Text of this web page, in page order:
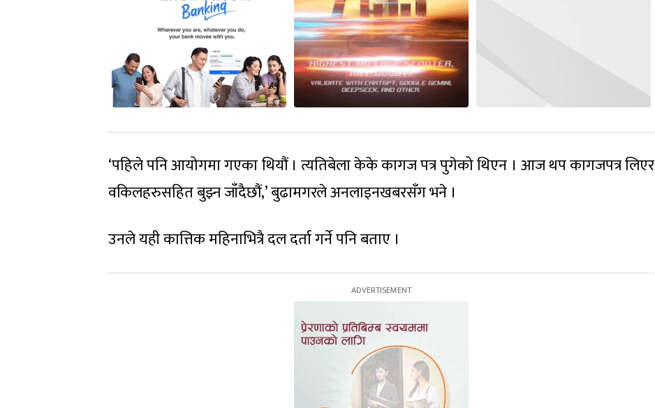
‘पहिले पनि आयोगमा गएका थियौं । त्यतिबेला केके कागज पत्र पुगेको थिएन । आज थप कागजपत्र लिएर
वकिलहरुसहित बुझ्न जाँदैछौं,’ बुढामगरले अनलाइनखबरसँग भने ।
उनले यही कात्तिक महिनाभित्रै दल दर्ता गर्ने पनि बताए ।